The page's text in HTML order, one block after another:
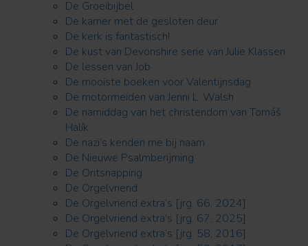
De Groeibijbel
De kamer met de gesloten deur
De kerk is fantastisch!
De kust van Devonshire serie van Julie Klassen
De lessen van Job
De mooiste boeken voor Valentijnsdag
De motormeiden van Jenni L. Walsh
De namiddag van het christendom van Tomáš
Halík
De nazi’s kenden me bij naam
De Nieuwe Psalmberijming
De Ontsnapping
De Orgelvriend
De Orgelvriend extra’s [jrg. 66, 2024]
De Orgelvriend extra’s [jrg. 67, 2025]
De Orgelvriend extra’s [jrg. 58, 2016]